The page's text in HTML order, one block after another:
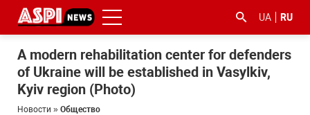
UA RU
A modern rehabilitation center for defenders
of Ukraine will be established in Vasylkiv,
Kyiv region (Photo)
Новости » Общество